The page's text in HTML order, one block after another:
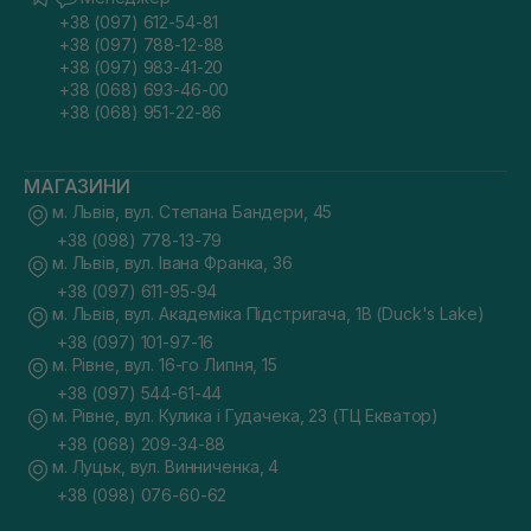
+38 (097) 612-54-81
+38 (097) 788-12-88
+38 (097) 983-41-20
+38 (068) 693-46-00
+38 (068) 951-22-86
МАГАЗИНИ
м. Львів, вул. Степана Бандери, 45
+38 (098) 778-13-79
м. Львів, вул. Івана Франка, 36
+38 (097) 611-95-94
м. Львів, вул. Академіка Підстригача, 1В (Duck's Lake)
+38 (097) 101-97-16
м. Рівне, вул. 16-го Липня, 15
+38 (097) 544-61-44
м. Рівне, вул. Кулика і Гудачека, 23 (ТЦ Екватор)
+38 (068) 209-34-88
м. Луцьк, вул. Винниченка, 4
+38 (098) 076-60-62